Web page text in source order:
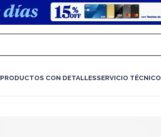
PRODUCTOS CON DETALLESSERVICIO TÉCNICO